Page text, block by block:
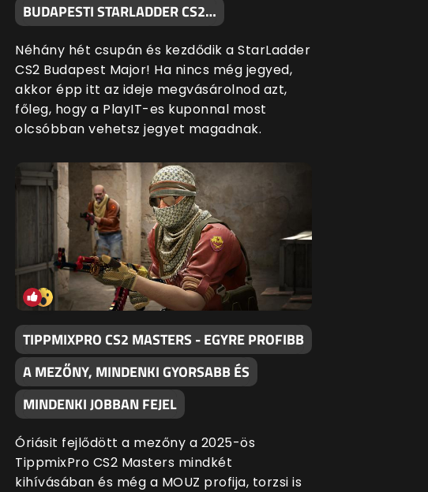
BUDAPESTI STARLADDER CS2…
Néhány hét csupán és kezdődik a StarLadder
CS2 Budapest Major! Ha nincs még jegyed,
akkor épp itt az ideje megvásárolnod azt,
főleg, hogy a PlayIT-es kuponnal most
olcsóbban vehetsz jegyet magadnak.
TIPPMIXPRO CS2 MASTERS - EGYRE PROFIBB
A MEZŐNY, MINDENKI GYORSABB ÉS
MINDENKI JOBBAN FEJEL
Óriásit fejlődött a mezőny a 2025-ös
TippmixPro CS2 Masters mindkét
kihívásában és még a MOUZ profija, torzsi is